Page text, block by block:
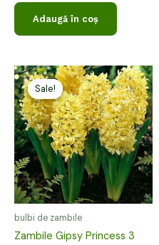
din
Adaugă în coș
Sale!
Sale!
bulbi de zambile
Zambile Gipsy Princess 3
Prețul
inițial
a
fost:
24,00 lei.
Prețul
curent
este:
12,00 lei.